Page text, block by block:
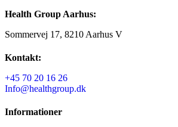
Health Group Aarhus:
Sommervej 17, 8210 Aarhus V
Kontakt:
+45 70 20 16 26
Info@healthgroup.dk
Informationer